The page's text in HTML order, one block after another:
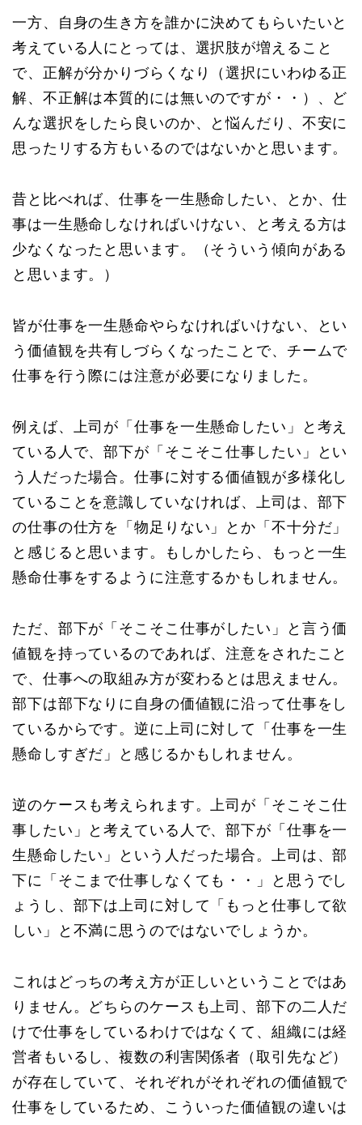
一方、自身の生き方を誰かに決めてもらいたいと
考えている人にとっては、選択肢が増えること
で、正解が分かりづらくなり（選択にいわゆる正
解、不正解は本質的には無いのですが・・）、ど
んな選択をしたら良いのか、と悩んだり、不安に
思ったリする方もいるのではないかと思います。
昔と比べれば、仕事を一生懸命したい、とか、仕
事は一生懸命しなければいけない、と考える方は
少なくなったと思います。（そういう傾向がある
と思います。）
皆が仕事を一生懸命やらなければいけない、とい
う価値観を共有しづらくなったことで、チームで
仕事を行う際には注意が必要になりました。
例えば、上司が「仕事を一生懸命したい」と考え
ている人で、部下が「そこそこ仕事したい」とい
う人だった場合。仕事に対する価値観が多様化し
ていることを意識していなければ、上司は、部下
の仕事の仕方を「物足りない」とか「不十分だ」
と感じると思います。もしかしたら、もっと一生
懸命仕事をするように注意するかもしれません。
ただ、部下が「そこそこ仕事がしたい」と言う価
値観を持っているのであれば、注意をされたこと
で、仕事への取組み方が変わるとは思えません。
部下は部下なりに自身の価値観に沿って仕事をし
ているからです。逆に上司に対して「仕事を一生
懸命しすぎだ」と感じるかもしれません。
逆のケースも考えられます。上司が「そこそこ仕
事したい」と考えている人で、部下が「仕事を一
生懸命したい」という人だった場合。上司は、部
下に「そこまで仕事しなくても・・」と思うでし
ょうし、部下は上司に対して「もっと仕事して欲
しい」と不満に思うのではないでしょうか。
これはどっちの考え方が正しいということではあ
りません。どちらのケースも上司、部下の二人だ
けで仕事をしているわけではなくて、組織には経
営者もいるし、複数の利害関係者（取引先など）
が存在していて、それぞれがそれぞれの価値観で
仕事をしているため、こういった価値観の違いは